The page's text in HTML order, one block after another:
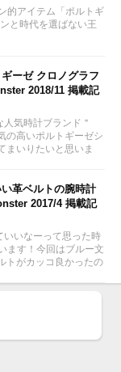
的アイテム「ポルトギ
と時代を選ばない王
ーゼ クロノグラフ
2018/11 掲載記
気時計ブランド＂
の高いポルトギーゼシ
まいりたいと思いま
革ベルトの腕時計
2017/4 掲載記
いなーって思った時
ます！今回はブルー文
トがカッコ良かったの